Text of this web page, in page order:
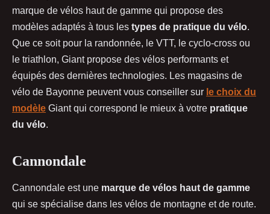
marque de vélos haut de gamme qui propose des
modèles adaptés à tous les types de pratique du vélo.
Que ce soit pour la randonnée, le VTT, le cyclo-cross ou
le triathlon, Giant propose des vélos performants et
équipés des dernières technologies. Les magasins de
vélo de Bayonne peuvent vous conseiller sur le choix du
modèle Giant qui correspond le mieux à votre pratique
du vélo.
Cannondale
Cannondale est une marque de vélos haut de gamme
qui se spécialise dans les vélos de montagne et de route.